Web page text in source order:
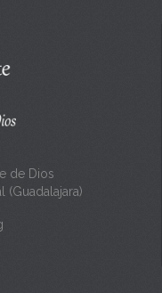
de Dios
(Guadalajara)